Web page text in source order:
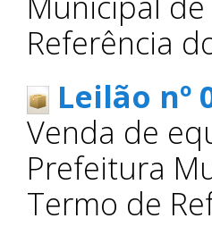
Referência
Leilão nº
Venda de
Prefeitura
Termo de